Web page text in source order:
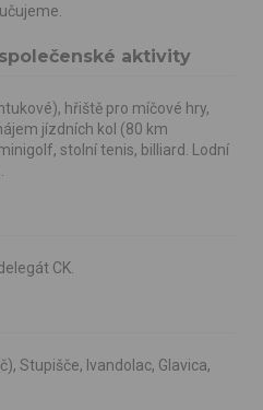
aktivity
hřiště pro míčové hry,
jízdních kol (80 km
stolní tenis, billiard. Lodní
CK.
Stupišče, Ivandolac, Glavica,